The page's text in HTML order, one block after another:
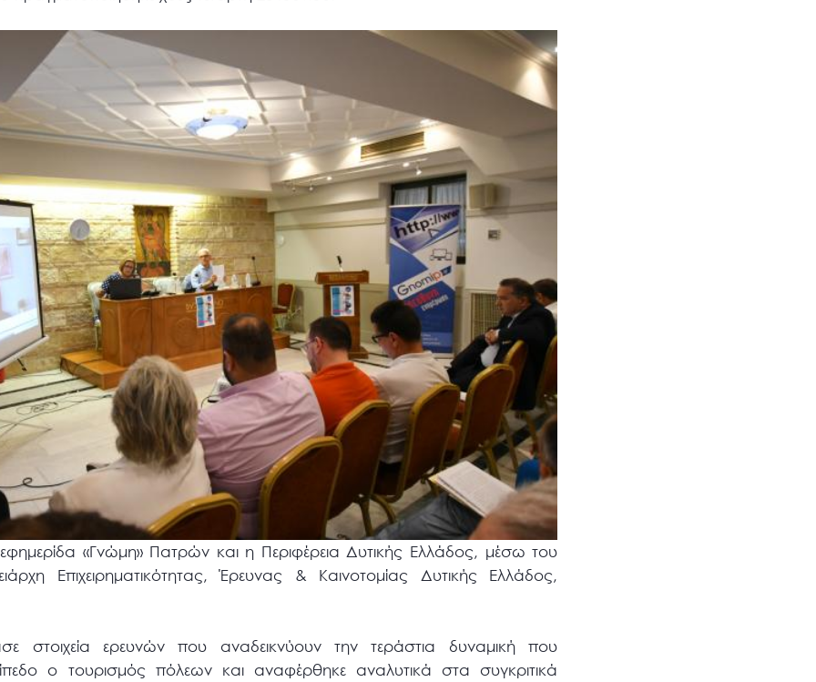
«Γνώμη» Πατρών και η Περιφέρεια Δυτικής Ελλάδος, μέσω του
Επιχειρηματικότητας, Έρευνας & Καινοτομίας Δυτικής Ελλάδος,
στοιχεία ερευνών που αναδεικνύουν την τεράστια δυναμική που
ο τουρισμός πόλεων και αναφέρθηκε αναλυτικά στα συγκριτικά